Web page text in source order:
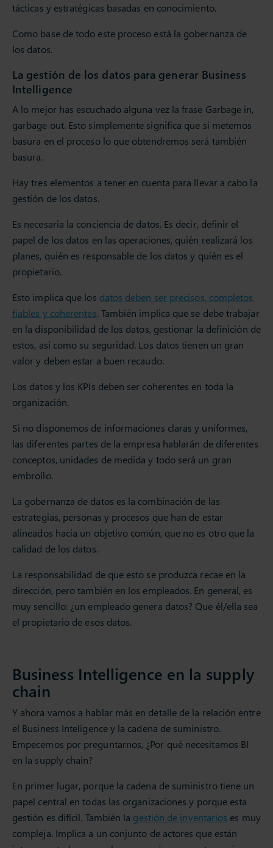
tácticas y estratégicas basadas en conocimiento.
Como base de todo este proceso está la gobernanza de
los datos.
La gestión de los datos para generar Business
Intelligence
A lo mejor has escuchado alguna vez la frase Garbage in,
garbage out. Esto simplemente significa que si metemos
basura en el proceso lo que obtendremos será también
basura.
Hay tres elementos a tener en cuenta para llevar a cabo la
gestión de los datos.
Es necesaria la conciencia de datos. Es decir, definir el
papel de los datos en las operaciones, quién realizará los
planes, quién es responsable de los datos y quién es el
propietario.
Esto implica que los datos deben ser precisos, completos,
fiables y coherentes. También implica que se debe trabajar
en la disponibilidad de los datos, gestionar la definición de
estos, así como su seguridad. Los datos tienen un gran
valor y deben estar a buen recaudo.
Los datos y los KPIs deben ser coherentes en toda la
organización.
Si no disponemos de informaciones claras y uniformes,
las diferentes partes de la empresa hablarán de diferentes
conceptos, unidades de medida y todo será un gran
embrollo.
La gobernanza de datos es la combinación de las
estrategias, personas y procesos que han de estar
alineados hacia un objetivo común, que no es otro que la
calidad de los datos.
La responsabilidad de que esto se produzca recae en la
dirección, pero también en los empleados. En general, es
muy sencillo: ¿un empleado genera datos? Que él/ella sea
el propietario de esos datos.
Business Intelligence en la supply
chain
Y ahora vamos a hablar más en detalle de la relación entre
el Business Inteligence y la cadena de suministro.
Empecemos por preguntarnos, ¿Por qué necesitamos BI
en la supply chain?
En primer lugar, porque la cadena de suministro tiene un
papel central en todas las organizaciones y porque esta
gestión es difícil. También la gestión de inventarios es muy
compleja. Implica a un conjunto de actores que están